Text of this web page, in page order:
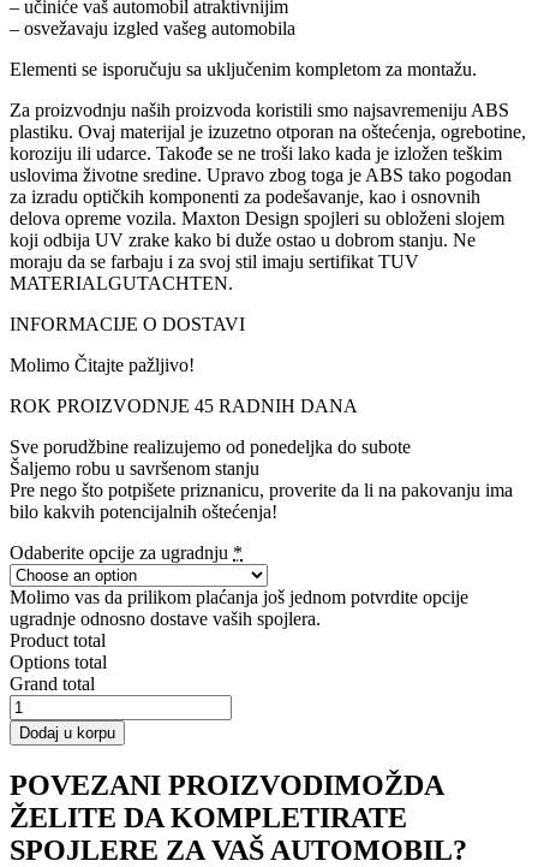
– učiniće vaš automobil atraktivnijim
– osvežavaju izgled vašeg automobila
Elementi se isporučuju sa uključenim kompletom za montažu.
Za proizvodnju naših proizvoda koristili smo najsavremeniju ABS
plastiku. Ovaj materijal je izuzetno otporan na oštećenja, ogrebotine,
koroziju ili udarce. Takođe se ne troši lako kada je izložen teškim
uslovima životne sredine. Upravo zbog toga je ABS tako pogodan
za izradu optičkih komponenti za podešavanje, kao i osnovnih
delova opreme vozila. Maxton Design spojleri su obloženi slojem
koji odbija UV zrake kako bi duže ostao u dobrom stanju. Ne
moraju da se farbaju i za svoj stil imaju sertifikat TUV
MATERIALGUTACHTEN.
INFORMACIJE O DOSTAVI
Molimo Čitajte pažljivo!
ROK PROIZVODNJE 45 RADNIH DANA
Sve porudžbine realizujemo od ponedeljka do subote
Šaljemo robu u savršenom stanju
Pre nego što potpišete priznanicu, proverite da li na pakovanju ima
bilo kakvih potencijalnih oštećenja!
Odaberite opcije za ugradnju *
Molimo vas da prilikom plaćanja još jednom potvrdite opcije
ugradnje odnosno dostave vaših spojlera.
Product total
Options total
Grand total
FRONT
SPLITTER
V.1
RCZ
FACELIFT
količina
Dodaj u korpu
POVEZANI PROIZVODIMOŽDA
ŽELITE DA KOMPLETIRATE
SPOJLERE ZA VAŠ AUTOMOBIL?